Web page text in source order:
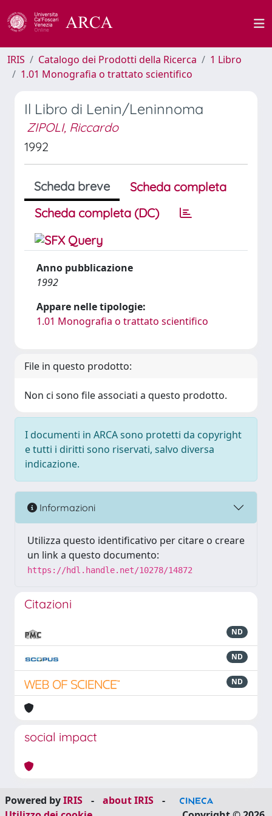
IRIS Catalogo dei Prodotti della Ricerca
1 Libro
1.01 Monografia o trattato scientifico
Il Libro di Lenin/Leninnoma
ZIPOLI, Riccardo
1992
Scheda breve
Scheda completa
Scheda completa (DC)
Anno pubblicazione
1992
Appare nelle tipologie:
1.01 Monografia o trattato scientifico
File in questo prodotto:
Non ci sono file associati a questo prodotto.
I documenti in ARCA sono protetti da copyright
e tutti i diritti sono riservati, salvo diversa
indicazione.
Informazioni
Utilizza questo identificativo per citare o creare
un link a questo documento:
https://hdl.handle.net/10278/14872
Citazioni
ND
ND
ND
social impact
Powered byIRIS - about IRIS
-